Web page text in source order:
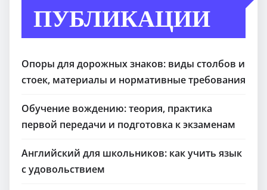
ПУБЛИКАЦИИ
Опоры для дорожных знаков: виды столбов и
стоек, материалы и нормативные требования
Обучение вождению: теория, практика
первой передачи и подготовка к экзаменам
Английский для школьников: как учить язык
с удовольствием